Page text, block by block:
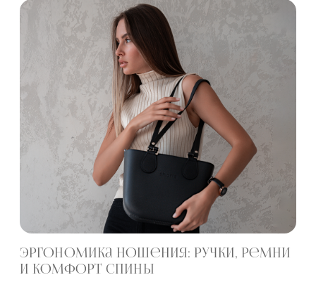
Эргономика ношения: ручки, ремни
и комфорт спины